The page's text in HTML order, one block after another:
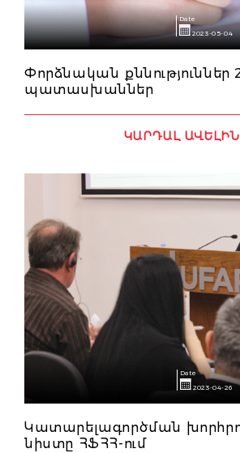
Date
2023-05-04
Փորձնական քննություններ
պատասխաններ
ԿԱՐԴԱԼ ԱՎԵԼԻՆ
Date
2023-04-26
Կատարելագործման
նիստը ՀՖՀՀ-ում